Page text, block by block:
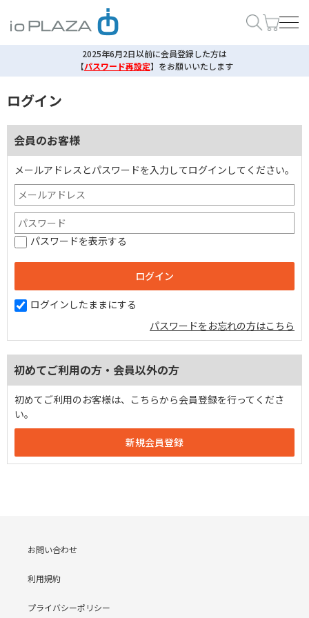
2025年6月2日以前に会員登録した方は
【パスワード再設定】 をお願いいたします
ログイン
会員のお客様
メールアドレスとパスワードを入力してログインしてください。
パスワードを表示する
ログインしたままにする
パスワードをお忘れの方はこちら
初めてご利用の方・会員以外の方
初めてご利用のお客様は、こちらから会員登録を行ってくださ
い。
お問い合わせ
利用規約
プライバシーポリシー